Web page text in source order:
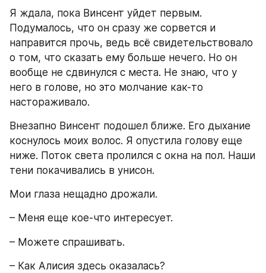
Я ждала, пока Винсент уйдет первым.
Подумалось, что он сразу же сорвется и
направится прочь, ведь всё свидетельствовало
о том, что сказать ему больше нечего. Но он
вообще не сдвинулся с места. Не знаю, что у
него в голове, но это молчание как-то
настораживало.
Внезапно Винсент подошел ближе. Его дыхание
коснулось моих волос. Я опустила голову еще
ниже. Поток света пролился с окна на пол. Наши
тени покачивались в унисон.
Мои глаза нещадно дрожали.
– Меня еще кое-что интересует.
– Можете спрашивать.
– Как Алисия здесь оказалась?